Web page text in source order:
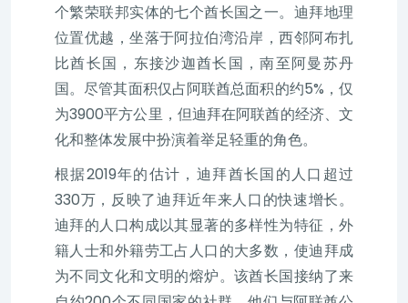
个繁荣联邦实体的七个酋长国之一。迪拜地理
位置优越，坐落于阿拉伯湾沿岸，西邻阿布扎
比酋长国，东接沙迦酋长国，南至阿曼苏丹
国。尽管其面积仅占阿联酋总面积的约5%，仅
为3900平方公里，但迪拜在阿联酋的经济、文
化和整体发展中扮演着举足轻重的角色。
根据2019年的估计，迪拜酋长国的人口超过
330万，反映了迪拜近年来人口的快速增长。
迪拜的人口构成以其显著的多样性为特征，外
籍人士和外籍劳工占人口的大多数，使迪拜成
为不同文化和文明的熔炉。该酋长国接纳了来